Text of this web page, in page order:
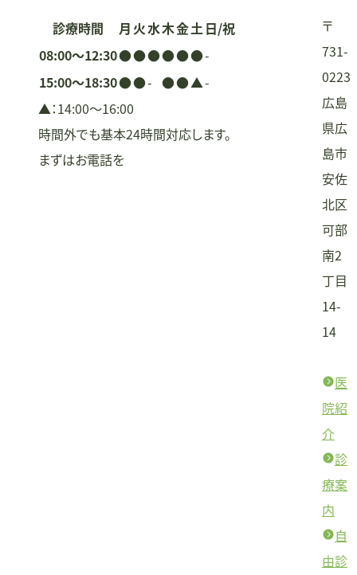
診療時間 月 火水木金土日/祝
08:00〜12:30●●●●●●-
15:00〜18:30●●- ●●▲-
▲：14:00〜16:00
時間外でも基本24時間対応します。
まずはお電話を
〒
731-
0223
広島
県広
島市
安佐
北区
可部
南2
丁目
14-
14
医
院紹
介
診
療案
内
自
由診